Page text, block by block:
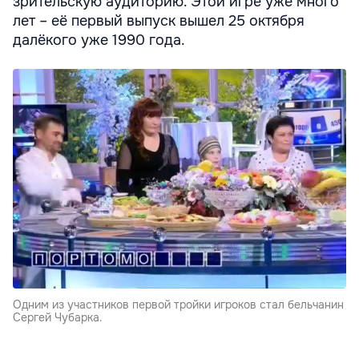
лет – её первый выпуск вышел 25 октября
далёкого уже 1990 года.
Одним из участников первой тройки игроков стал бельчанин
Сергей Чубарка.